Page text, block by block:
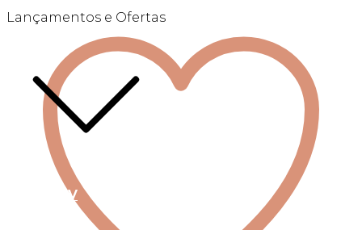
Lançamentos e Ofertas
Linha +QV